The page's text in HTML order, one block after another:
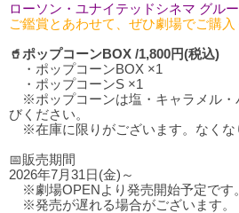
ローソン・ユナイテッドシネマ グル
ご鑑賞とあわせて、ぜひ劇場でご購入
🥤ポップコーンBOX /1,800円(税込)
・ポップコーンBOX ×1
・ポップコーンS ×1
※ポップコーンは塩・キャラメル・
びください。
※在庫に限りがございます。なくな
📅販売期間
2026年7月31日(金)～
※劇場OPENより発売開始予定です。
※発売が遅れる場合がございます。